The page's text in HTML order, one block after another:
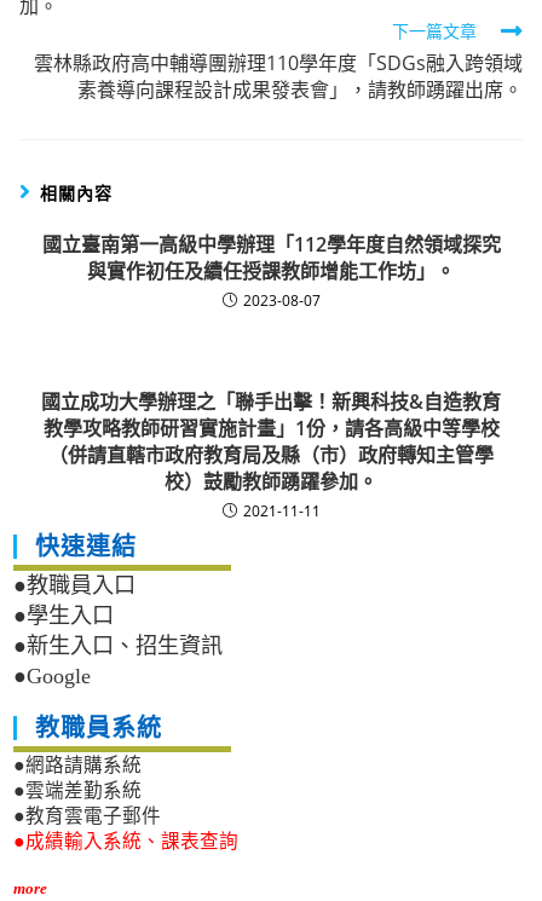
加。
下一篇文章
雲林縣政府高中輔導團辦理110學年度「SDGs融入跨領域
素養導向課程設計成果發表會」，請教師踴躍出席。
相關內容
國立臺南第一高級中學辦理「112學年度自然領域探究
與實作初任及續任授課教師增能工作坊」。
2023-08-07
國立成功大學辦理之「聯手出擊！新興科技&自造教育
教學攻略教師研習實施計畫」1份，請各高級中等學校
（併請直轄市政府教育局及縣（市）政府轉知主管學
校）鼓勵教師踴躍參加。
2021-11-11
快速連結
●教職員入口
●學生入口
●新生入口、招生資訊
●Google
教職員系統
●網路請購系統
●雲端差勤系統
●教育雲電子郵件
●成績輸入系統、課表查詢
more